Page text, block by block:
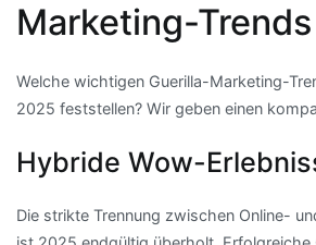
Marketing-
Welche wichtigen Guerilla-Marketing-
2025 feststellen? Wir geben einen
Hybride Wow-
Die strikte Trennung zwischen Online-